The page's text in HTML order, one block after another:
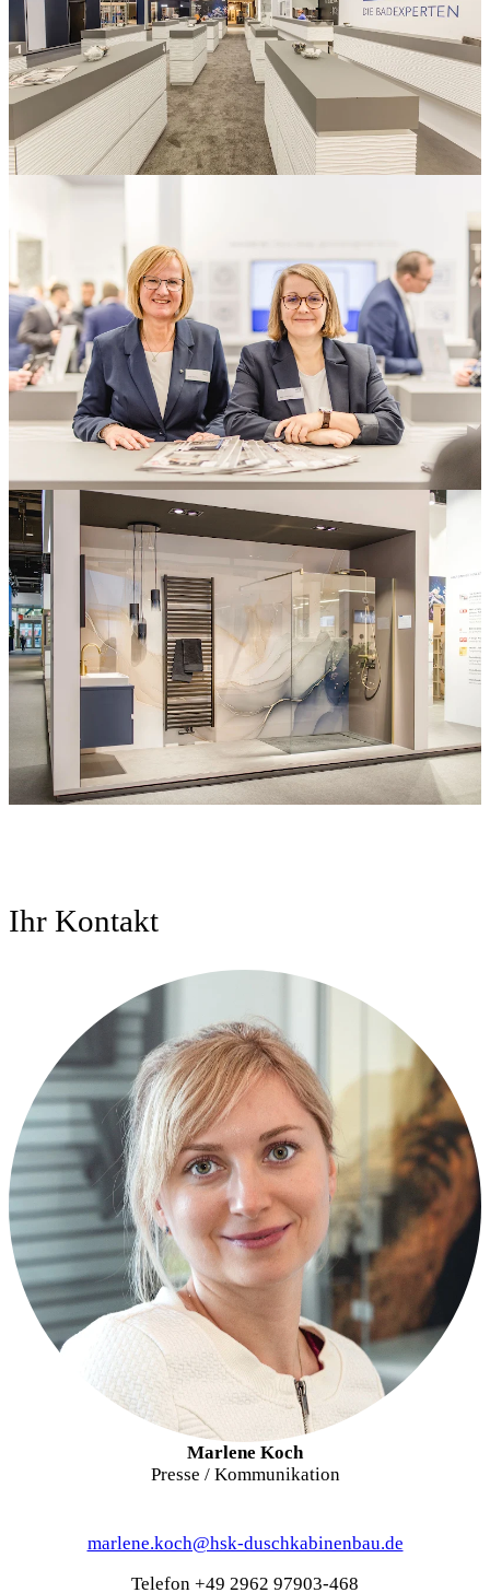
Ihr Kontakt
Marlene Koch
Presse / Kommunikation
marlene.koch@hsk-duschkabinenbau.de
Telefon +49 2962 97903-468